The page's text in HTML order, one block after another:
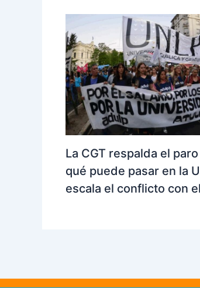
La CGT respalda el
qué puede pasar en la
escala el conflicto con